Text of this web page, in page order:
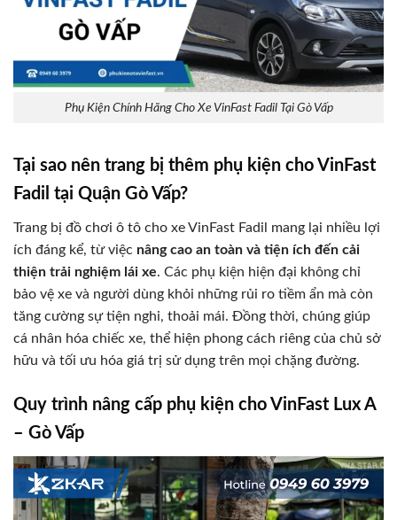
Phụ Kiện Chính Hãng Cho Xe VinFast Fadil Tại Gò Vấp
Tại sao nên trang bị thêm phụ kiện cho VinFast
Fadil tại Quận Gò Vấp?
Trang bị đồ chơi ô tô cho xe VinFast Fadil mang lại nhiều lợi
ích đáng kể, từ việc nâng cao an toàn và tiện ích đến cải
thiện trải nghiệm lái xe. Các phụ kiện hiện đại không chỉ
bảo vệ xe và người dùng khỏi những rủi ro tiềm ẩn mà còn
tăng cường sự tiện nghi, thoải mái. Đồng thời, chúng giúp
cá nhân hóa chiếc xe, thể hiện phong cách riêng của chủ sở
hữu và tối ưu hóa giá trị sử dụng trên mọi chặng đường.
Quy trình nâng cấp phụ kiện cho VinFast Lux A
– Gò Vấp